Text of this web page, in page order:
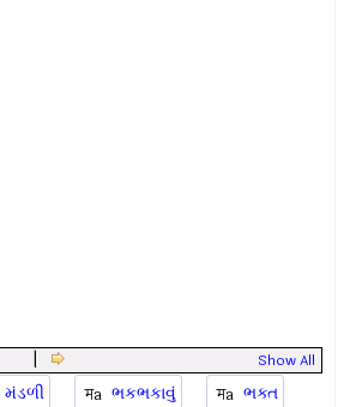
Show All
ભકભકાવું
ભક્ત